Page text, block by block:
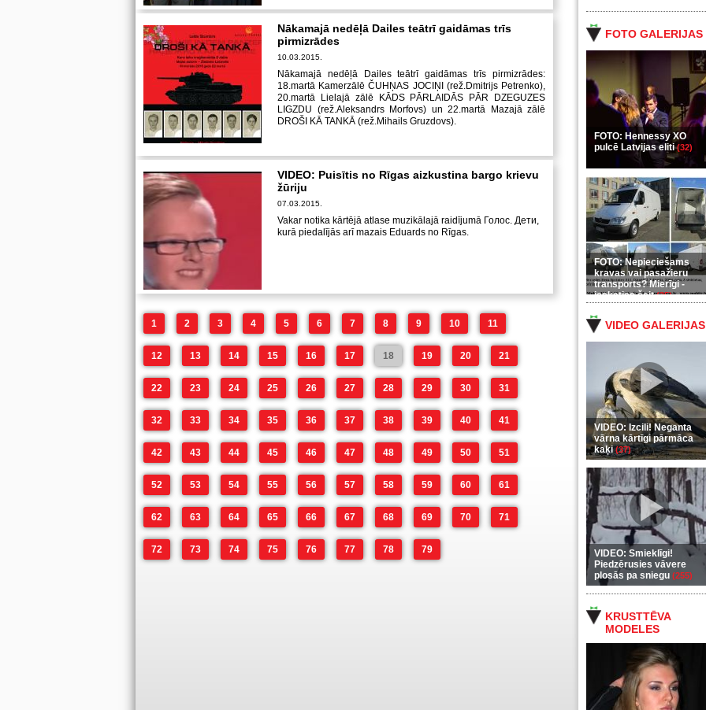
FOTO GALERIJAS
FOTO: Hennessy XO
pulcē Latvijas eliti(32)
FOTO: Nepieciešams
kravas vai pasažieru
transports? Mierīgi -
ieskaties šeit(35)
VIDEO GALERIJAS
VIDEO: Izcili! Neganta
vārna kārtīgi pārmāca
kaķi(37)
VIDEO: Smieklīgi!
Piedzērusies vāvere
plosās pa sniegu (255)
KRUSTTĒVA
MODELES
Nākamajā nedēļā Dailes teātrī gaidāmas trīs
pirmizrādes
10.03.2015.
Nākamajā nedēļā Dailes teātrī gaidāmas trīs pirmizrādes:
18.martā Kamerzālē ČUHŅAS JOCIŅI (rež.Dmitrijs Petrenko),
20.martā Lielajā zālē KĀDS PĀRLAIDĀS PĀR DZEGUZES
LIGZDU (rež.Aleksandrs Morfovs) un 22.martā Mazajā zālē
DROŠI KĀ TANKĀ (rež.Mihails Gruzdovs).
VIDEO: Puisītis no Rīgas aizkustina bargo krievu
žūriju
07.03.2015.
Vakar notika kārtējā atlase muzikālajā raidījumā Голос. Дети,
kurā piedalījās arī mazais Eduards no Rīgas.
1 2 3 4 5 6 7 8 9 10 11
12 13 14 15 16 17 18 19 20 21
22 23 24 25 26 27 28 29 30 31
32 33 34 35 36 37 38 39 40 41
42 43 44 45 46 47 48 49 50 51
52 53 54 55 56 57 58 59 60 61
62 63 64 65 66 67 68 69 70 71
72 73 74 75 76 77 78 79